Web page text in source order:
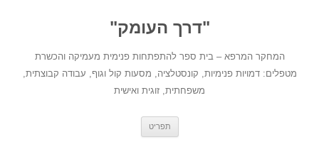
"דרך העומק"
המחקר המרפא – בית ספר להתפתחות פנימית מעמיקה והכשרת
מטפלים: דמויות פנימיות, קונסטלציה, מסעות קול וגוף, עבודה קבוצתית,
משפחתית, זוגית ואישית
תפריט